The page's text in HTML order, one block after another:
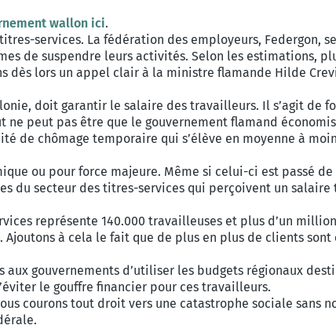
wallon ici.
services. La fédération des employeurs, Federgon,
de suspendre leurs activités. Selon les estimations,
dès lors un appel clair à la ministre flamande Hilde
doit garantir le salaire des travailleurs. Il s’agit de
peut pas être que le gouvernement flamand
de chômage temporaire qui s’élève en moyenne à
ou pour force majeure. Même si celui-ci est passé de
du secteur des titres-services qui perçoivent un salaire
représente 140.000 travailleuses et plus d’un million
à cela le fait que de plus en plus de clients sont
gouvernements d’utiliser les budgets régionaux
le gouffre financier pour ces travailleurs.
courons tout droit vers une catastrophe sociale sans